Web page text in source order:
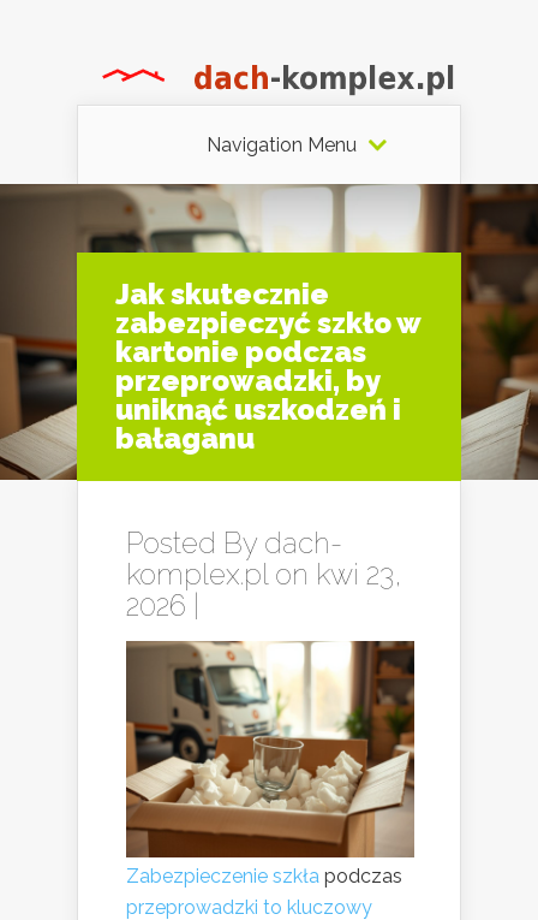
Navigation Menu
Jak skutecznie
zabezpieczyć szkło w
kartonie podczas
przeprowadzki, by
uniknąć uszkodzeń i
bałaganu
Posted By dach-
komplex.plon kwi 23,
2026 |
Zabezpieczenie szkła podczas
przeprowadzki to kluczowy